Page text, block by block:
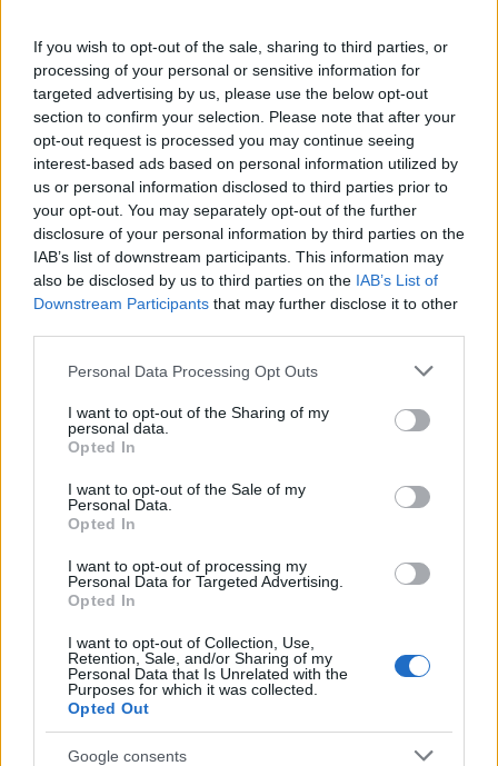
If you wish to opt-out of the sale, sharing to third parties, or
processing of your personal or sensitive information for
targeted advertising by us, please use the below opt-out
section to confirm your selection. Please note that after your
opt-out request is processed you may continue seeing
interest-based ads based on personal information utilized by
us or personal information disclosed to third parties prior to
your opt-out. You may separately opt-out of the further
disclosure of your personal information by third parties on the
IAB’s list of downstream participants. This information may
also be disclosed by us to third parties on the IAB’s List of
Downstream Participants that may further disclose it to other
Please note that this website/app uses one or more Google
not limited to your visit or usage behaviour. You may click to
grant or deny consent to Google and its third-party tags to
use your data for below specified purposes in below Google
consent section.
Personal Data Processing Opt Outs
I want to opt-out of the Sharing of my
personal data.
Opted In
I want to opt-out of the Sale of my
Personal Data.
Opted In
I want to opt-out of processing my
Personal Data for Targeted Advertising.
Opted In
I want to opt-out of Collection, Use,
Retention, Sale, and/or Sharing of my
Personal Data that Is Unrelated with the
Purposes for which it was collected.
Opted Out
Google consents
Η Chery επενδύει 75 εκατ. δολάρια στην KG Mobility
Το FIAT 500 Hybrid τώρα
από 18.990 ευρώ
συνεχίζουν μαζί: Ανανέωση
το 2028
18η συνεχόμενη χρονιά για τον ΟΤΕ στη διεθνή σειρά
δεικτών FTSE4Good
Alpha Bank: Για πρώτη φορά το Αρχαίο Θέατρο Επιδαύρου
άνοιξε τις πύλες του σε όλους